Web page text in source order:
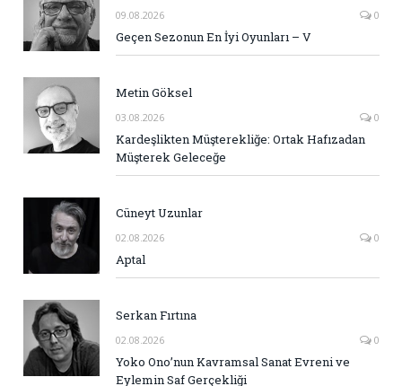
09.08.2026 0
Geçen Sezonun En İyi Oyunları – V
Metin Göksel
03.08.2026 0
Kardeşlikten Müşterekliğe: Ortak Hafızadan
Müşterek Geleceğe
Cüneyt Uzunlar
02.08.2026 0
Aptal
Serkan Fırtına
02.08.2026 0
Yoko Ono’nun Kavramsal Sanat Evreni ve
Eylemin Saf Gerçekliği